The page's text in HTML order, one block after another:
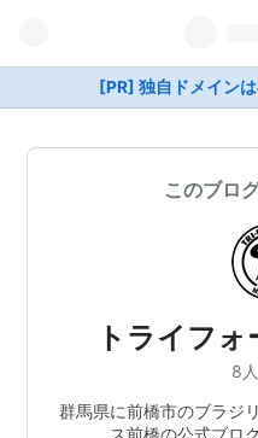
[PR] 独自ドメイン
このブロ
トライフ
8
群馬県に前橋市のブラジ
ス前橋の公式ブロ